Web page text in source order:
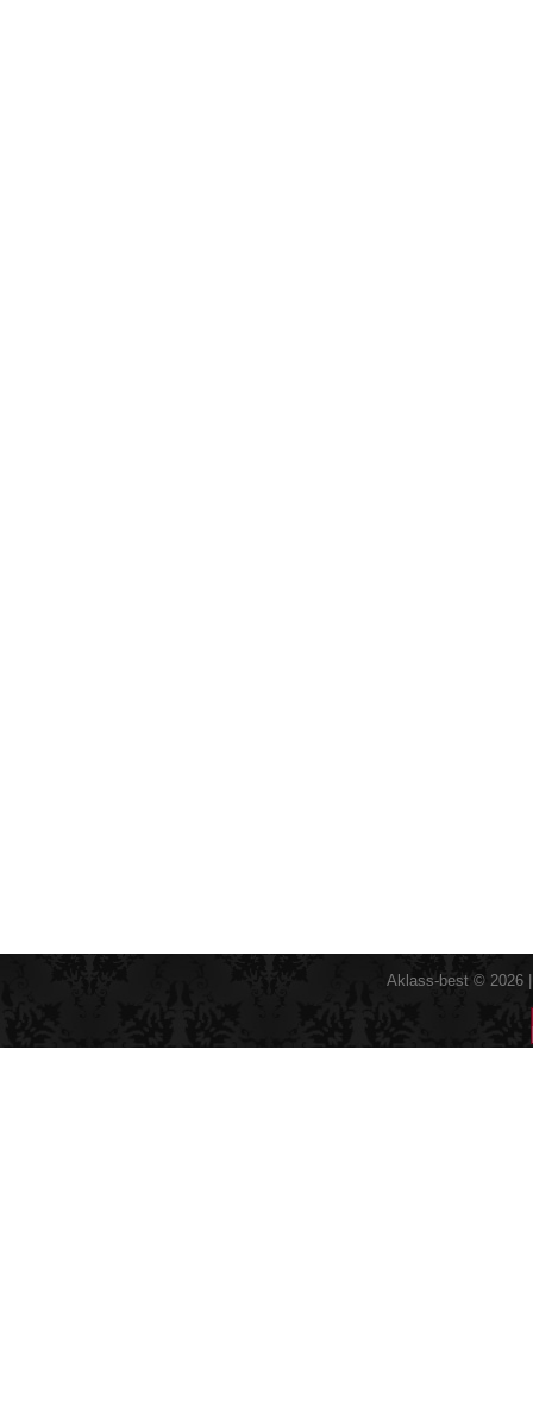
Aklass-best © 2026